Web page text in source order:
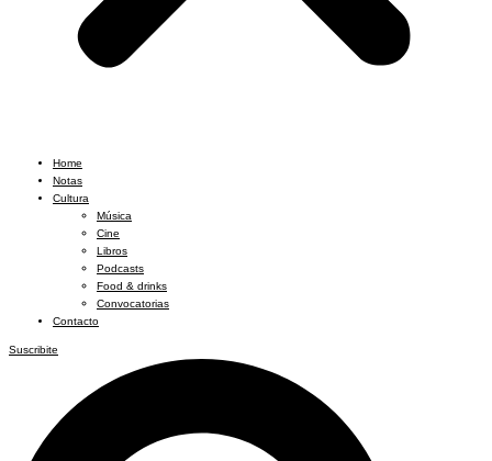
Home
Notas
Cultura
Música
Cine
Libros
Podcasts
Food & drinks
Convocatorias
Contacto
Suscribite